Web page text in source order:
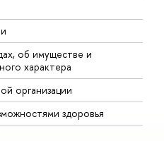
об имуществе и
характера
организации
здоровья